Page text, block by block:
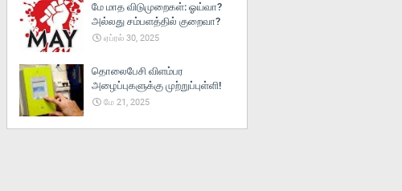
மே மாத விடுமுறைகள்: ஓய்வா?
அல்லது சம்பளத்தில் குறைவா?
ஏப்ரல் 30, 2025
தொலைபேசி விளம்பர
அழைப்புகளுக்கு முற்றுப்புள்ளி!
மே 21, 2025